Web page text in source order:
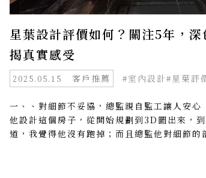
星葉設計評價如何？關注5年，
揭真實感受
2025.05.15 客戶推薦 #室內設計#星葉評
一、、對細節不妥協，總監親自監工讓人安
他設計這個房子，從開始規劃到3D圖出來，
道，我覺得他沒有跑掉；而且總監他對細節